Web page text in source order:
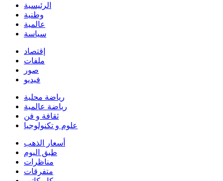
الرئيسية
وطنية
عالمية
سياسة
إقتصاد
ملفات
صور
فيديو
رياضة محلية
رياضة عالمية
ثقافة و فن
علوم و تكنولوجيا
أسعار الذهب
طبق اليوم
مناظرات
متفرقات